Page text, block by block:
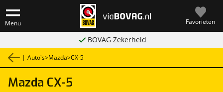
Menu Favorieten
BOVAG Zekerheid
| Auto's>Mazda>CX-5
Mazda CX-5